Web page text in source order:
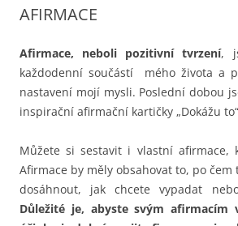
AFIRMACE
Afirmace, neboli pozitivní tvrzení,
každodenní součástí mého života a
nastavení mojí mysli. Poslední dobou
inspirační afirmační kartičky „Dokážu
Můžete si sestavit i vlastní afirmace,
Afirmace by měly obsahovat to, po čem
dosáhnout, jak chcete vypadat
Důležité je, abyste svým afirmacím